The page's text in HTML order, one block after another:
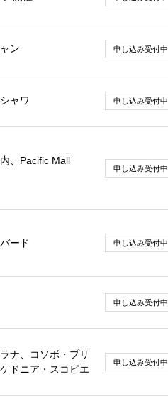
ン 申し込み受付中
ャワ 申し込み受付中
、Pacific Mall
申し込み受付中
ード 申し込み受付中
申し込み受付中
ナ、コソボ・プリ
ドニア・スコピエ
申し込み受付中